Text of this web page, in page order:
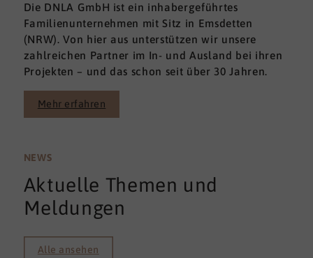
Die DNLA GmbH ist ein inhabergeführtes
Familienunternehmen mit Sitz in Emsdetten
(NRW). Von hier aus unterstützen wir unsere
zahlreichen Partner im In- und Ausland bei ihren
Projekten – und das schon seit über 30 Jahren.
Mehr erfahren
NEWS
Aktuelle Themen und
Meldungen
Alle ansehen